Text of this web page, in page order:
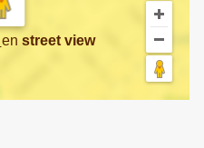
en street view